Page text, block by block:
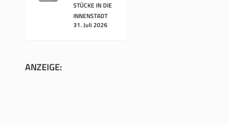
STÜCKE IN DIE
INNENSTADT
31. Juli 2026
ANZEIGE: